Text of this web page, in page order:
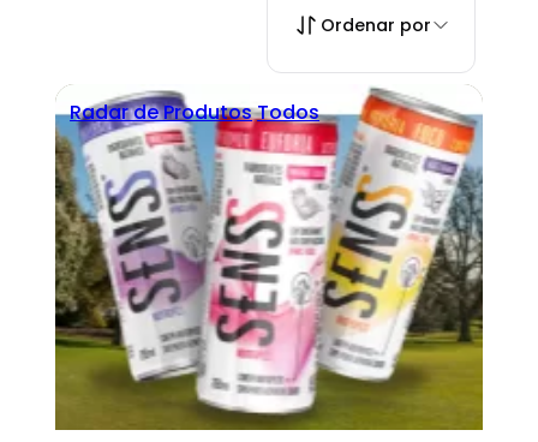
Ordenar por
Radar de ProdutosTodos